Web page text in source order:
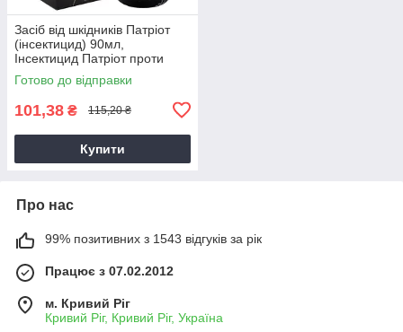
Засіб від шкідників Патріот
(інсектицид) 90мл,
Інсектицид Патріот проти
колорадського жука
Готово до відправки
101,38 ₴ 115,20 ₴
Купити
Про нас
99% позитивних з 1543 відгуків за рік
Працює з 07.02.2012
м. Кривий Ріг
Кривий Ріг, Кривий Ріг, Україна